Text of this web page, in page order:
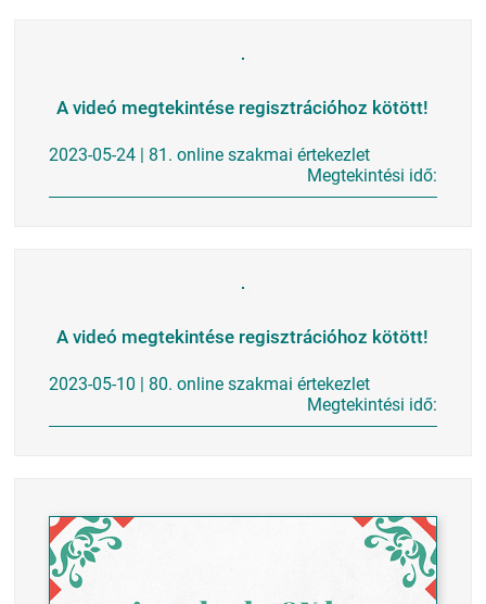
A videó megtekintése regisztrációhoz kötött!
2023-05-24 | 81. online szakmai értekezlet
Megtekintési idő:
A videó megtekintése regisztrációhoz kötött!
2023-05-10 | 80. online szakmai értekezlet
Megtekintési idő: